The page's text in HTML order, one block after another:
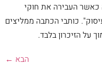
כאשר העבירה את חוקי
כותבי הכתבה ממליצים
על הזיכרון בלבד.
הבא ←